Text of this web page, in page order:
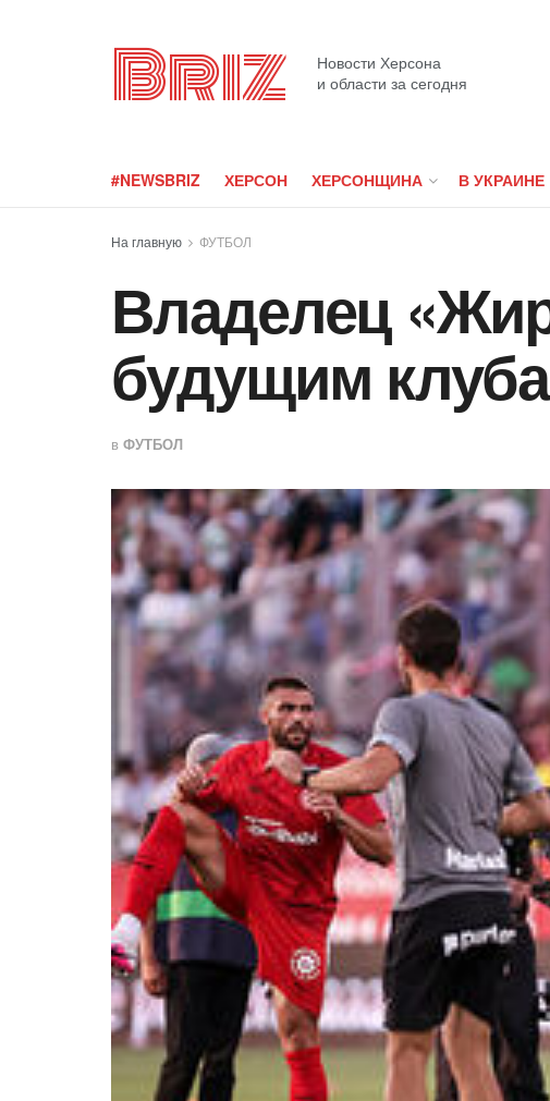
Briz
Новости Херсона
и области за сегодня
#NEWSBRIZ ХЕРСОН ХЕРСОНЩИНА В УКРАИНЕ
На главную ФУТБОЛ
Владелец
будущим
в ФУТБОЛ